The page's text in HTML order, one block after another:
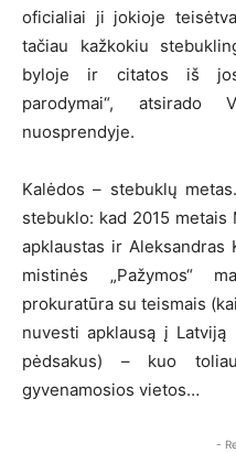
oficialiai ji jokioje
tačiau kažkokiu
byloje ir citatos iš
parodymai“, atsirado
nuosprendyje.
Kalėdos – stebuklų
stebuklo: kad 2015
apklaustas ir
mistinės „Pažymos“
prokuratūra su teismais
nuvesti apklausą į Latviją
pėdsakus) – kuo
gyvenamosios vietos…
-